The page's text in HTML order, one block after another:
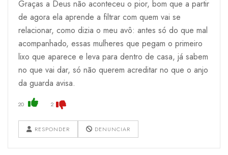
Graças a Deus não aconteceu o pior, bom que a partir
de agora ela aprende a filtrar com quem vai se
relacionar, como dizia o meu avô: antes só do que mal
acompanhado, essas mulheres que pegam o primeiro
lixo que aparece e leva para dentro de casa, já sabem
no que vai dar, só não querem acreditar no que o anjo
da guarda avisa.
20 2
RESPONDER DENUNCIAR